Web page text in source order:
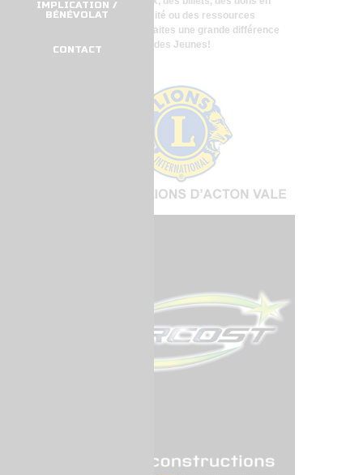
IMPLICATION /
BÉNÉVOLAT
CONTACT
argent, de la publicité ou des ressources
matérielles, vous faites une grande différence
pour notre Maison des Jeunes!